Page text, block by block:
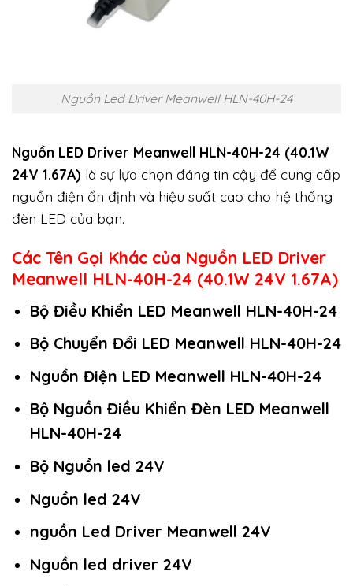
Nguồn Led Driver Meanwell HLN-40H-24
Nguồn LED Driver Meanwell HLN-40H-24 (40.1W
24V 1.67A) là sự lựa chọn đáng tin cậy để cung cấp
nguồn điện ổn định và hiệu suất cao cho hệ thống
đèn LED của bạn.
Các Tên Gọi Khác của Nguồn LED Driver
Meanwell HLN-40H-24 (40.1W 24V 1.67A)
Bộ Điều Khiển LED Meanwell HLN-40H-24
Bộ Chuyển Đổi LED Meanwell HLN-40H-24
Nguồn Điện LED Meanwell HLN-40H-24
Bộ Nguồn Điều Khiển Đèn LED Meanwell
HLN-40H-24
Bộ Nguồn led 24V
Nguồn led 24V
nguồn Led Driver Meanwell 24V
Nguồn led driver 24V